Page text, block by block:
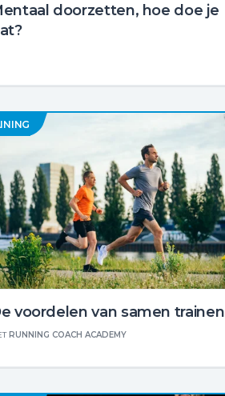
doorzetten, hoe doe je
voordelen van samen trainen
RUNNING COACH ACADEMY